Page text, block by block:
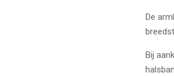
De
Bij